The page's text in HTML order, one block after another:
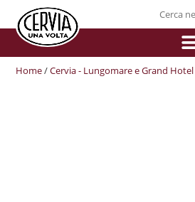
Home/Cervia - Lungomare e Grand Hotel